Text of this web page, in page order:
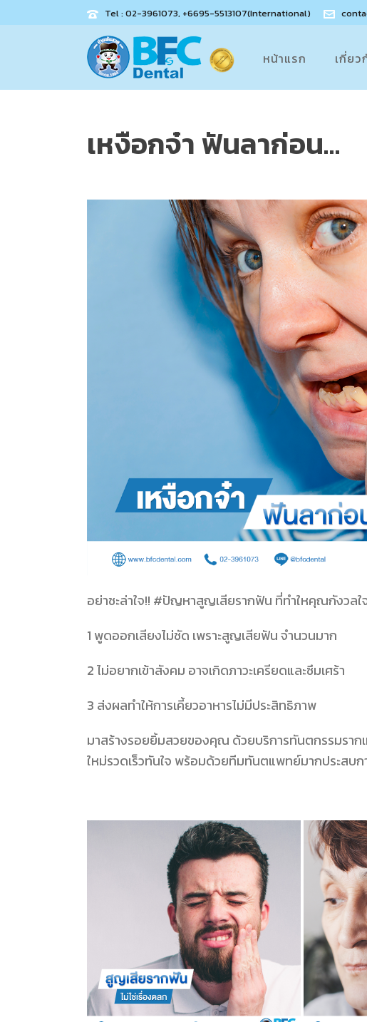
Tel : 02-3961073, +6695-5513107(International)
หน้าแรก เกี่ยว
เหงือกจ๋า ฟันลาก่อน…
อย่าชะล่าใจ!! #ปัญหาสูญเสียรากฟัน ที่ทำใหคุณกังวลใ
1 พูดออกเสียงไม่ชัด เพราะสูญเสียฟัน จำนวนมาก
2 ไม่อยากเข้าสังคม อาจเกิดภาวะเครียดและซึมเศร้า
3 ส่งผลทำให้การเคี้ยวอาหารไม่มีประสิทธิภาพ
มาสร้างรอยยิ้มสวยของคุณ ด้วยบริการทันตกรรมราก
ใหม่รวดเร็วทันใจ พร้อมด้วยทีมทันตแพทย์มากประส